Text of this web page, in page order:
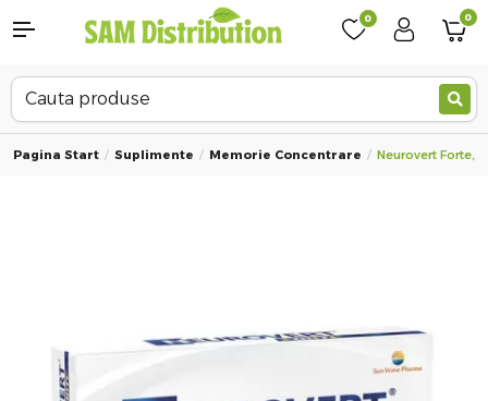
0 0
Pagina Start Suplimente Memorie Concentrare Neurovert Forte,